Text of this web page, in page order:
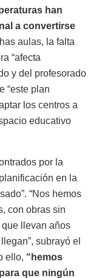
han
a convertirse
aulas, la falta
“afecta
y del profesorado
“este plan
los centros a
educativo
por la
en la
“Nos hemos
con obras sin
llevan años
subrayó el
ello, “hemos
que ningún